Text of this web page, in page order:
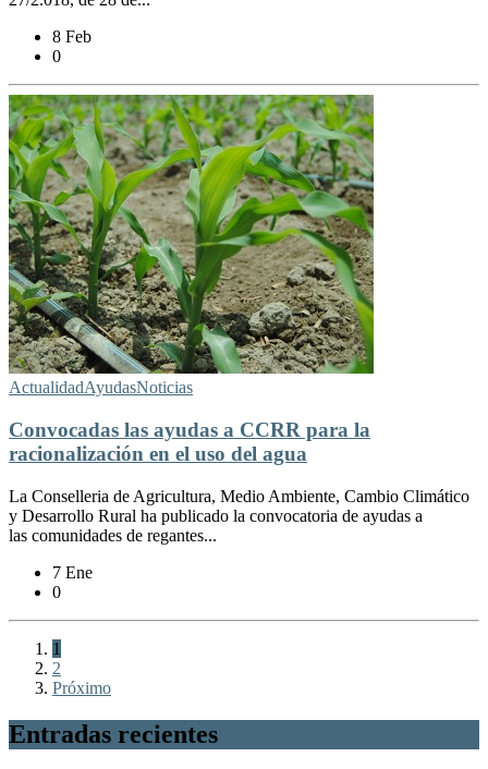
8 Feb
0
ActualidadAyudasNoticias
Convocadas las ayudas a CCRR para la
racionalización en el uso del agua
La Conselleria de Agricultura, Medio Ambiente, Cambio Climático
y Desarrollo Rural ha publicado la convocatoria de ayudas a
las comunidades de regantes...
7 Ene
0
1
2
Próximo
Entradas recientes